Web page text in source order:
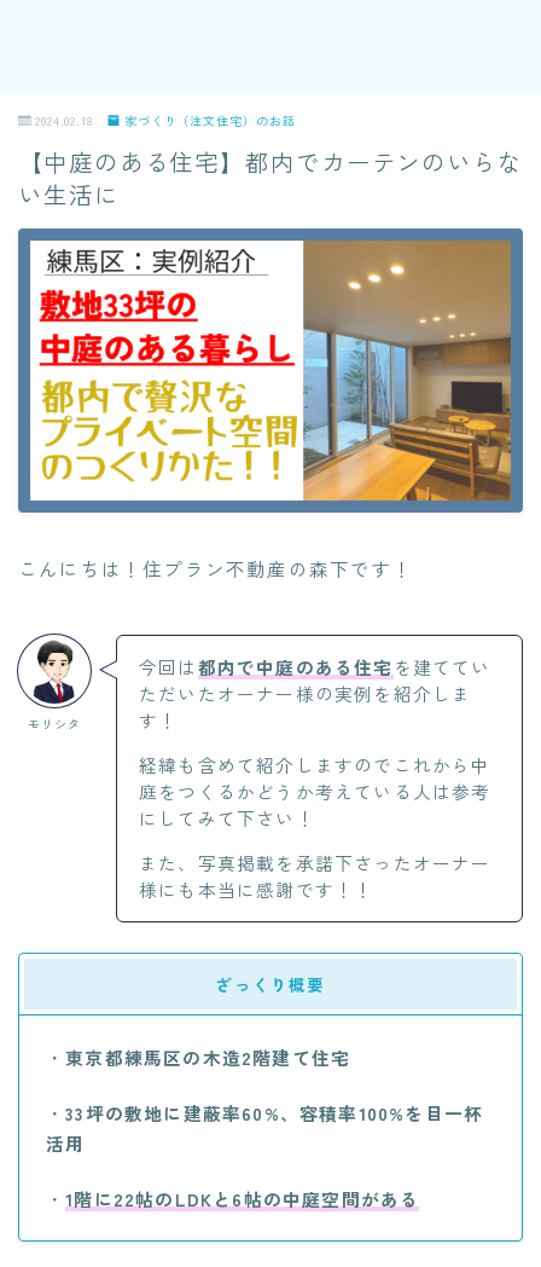
2024.02.18 家づくり（注文住宅）のお話
【中庭のある住宅】都内でカーテンのいらな
い生活に
こんにちは！住プラン不動産の森下です！
モリシタ
今回は都内で中庭のある住宅 を建ててい
ただいたオーナー様の実例を紹介しま
す！
経緯も含めて紹介しますのでこれから中
庭をつくるかどうか考えている人は参考
にしてみて下さい！
また、写真掲載を承諾下さったオーナー
様にも本当に感謝です！！
ざっくり概要
・ 東京都練馬区の木造2階建て住宅
・33坪の敷地に建蔽率60%、容積率100%を目一杯
活用
・1階に22帖のLDKと6帖の中庭空間がある